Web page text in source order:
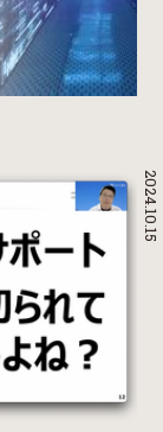
2024.10.15